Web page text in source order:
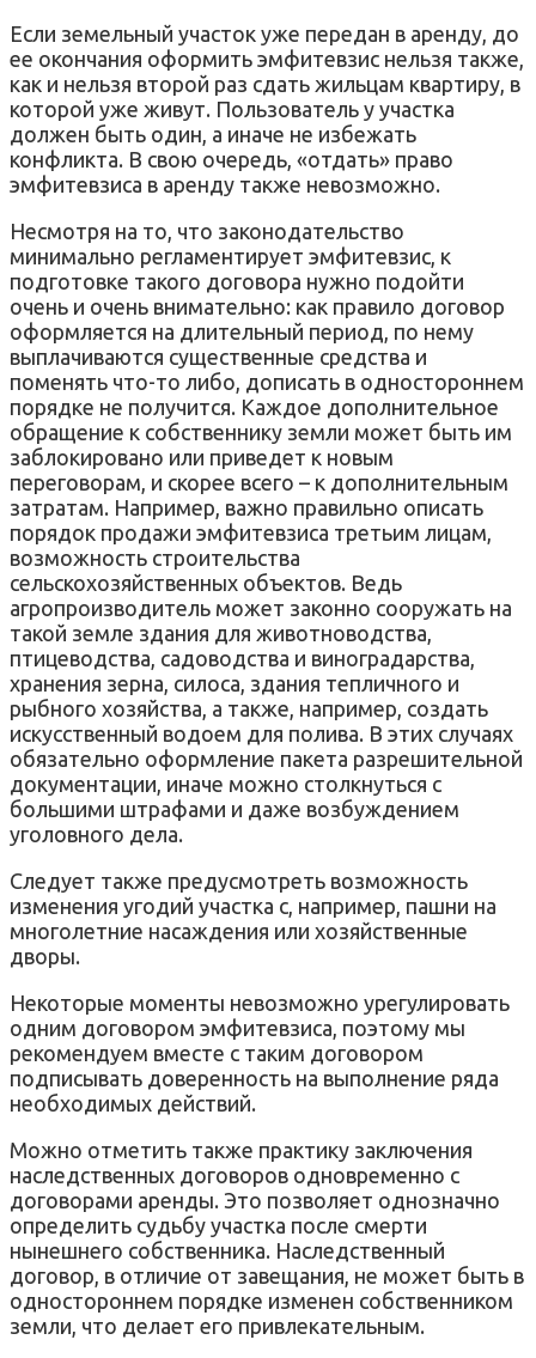
Если земельный участок уже передан в аренду, до
ее окончания оформить эмфитевзис нельзя также,
как и нельзя второй раз сдать жильцам квартиру, в
которой уже живут. Пользователь у участка
должен быть один, а иначе не избежать
конфликта. В свою очередь, «отдать» право
эмфитевзиса в аренду также невозможно.
Несмотря на то, что законодательство
минимально регламентирует эмфитевзис, к
подготовке такого договора нужно подойти
очень и очень внимательно: как правило договор
оформляется на длительный период, по нему
выплачиваются существенные средства и
поменять что-то либо, дописать в одностороннем
порядке не получится. Каждое дополнительное
обращение к собственнику земли может быть им
заблокировано или приведет к новым
переговорам, и скорее всего – к дополнительным
затратам. Например, важно правильно описать
порядок продажи эмфитевзиса третьим лицам,
возможность строительства
сельскохозяйственных объектов. Ведь
агропроизводитель может законно сооружать на
такой земле здания для животноводства,
птицеводства, садоводства и виноградарства,
хранения зерна, силоса, здания тепличного и
рыбного хозяйства, а также, например, создать
искусственный водоем для полива. В этих случаях
обязательно оформление пакета разрешительной
документации, иначе можно столкнуться с
большими штрафами и даже возбуждением
уголовного дела.
Следует также предусмотреть возможность
изменения угодий участка с, например, пашни на
многолетние насаждения или хозяйственные
дворы.
Некоторые моменты невозможно урегулировать
одним договором эмфитевзиса, поэтому мы
рекомендуем вместе с таким договором
подписывать доверенность на выполнение ряда
необходимых действий.
Можно отметить также практику заключения
наследственных договоров одновременно с
договорами аренды. Это позволяет однозначно
определить судьбу участка после смерти
нынешнего собственника. Наследственный
договор, в отличие от завещания, не может быть в
одностороннем порядке изменен собственником
земли, что делает его привлекательным.